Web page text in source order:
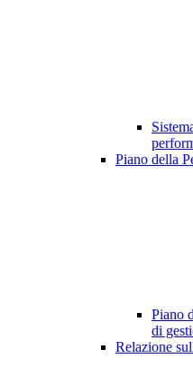
Piano della
Piano
di
Relazione